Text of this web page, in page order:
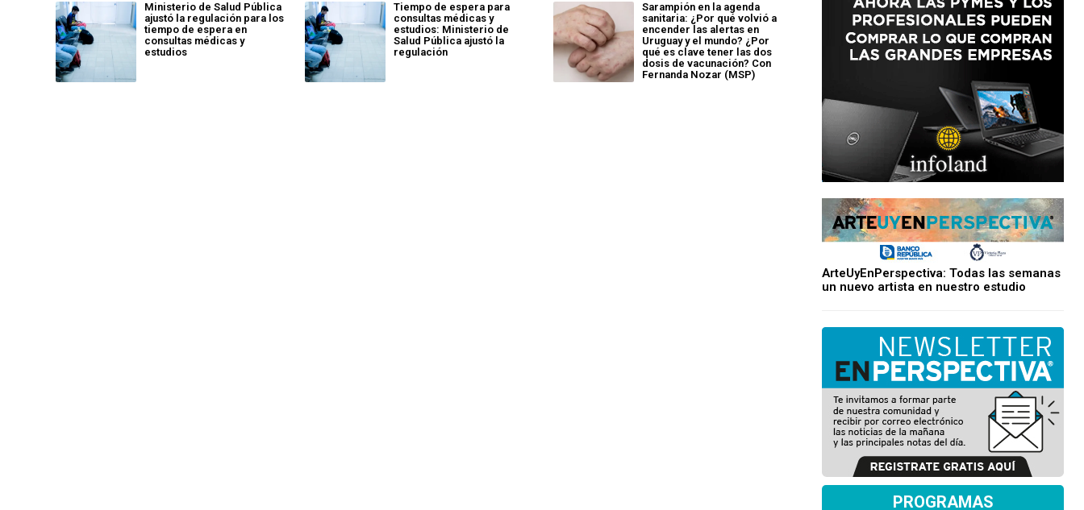
Ministerio de Salud Pública
ajustó la regulación para los
tiempo de espera en
consultas médicas y
estudios
Tiempo de espera para
consultas médicas y
estudios: Ministerio de
Salud Pública ajustó la
regulación
Sarampión en la agenda
sanitaria: ¿Por qué volvió a
encender las alertas en
Uruguay y el mundo? ¿Por
qué es clave tener las dos
dosis de vacunación? Con
Fernanda Nozar (MSP)
ArteUyEnPerspectiva: Todas las semanas
un nuevo artista en nuestro estudio
PROGRAMAS